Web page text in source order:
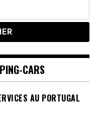
CARS
AU PORTUGAL